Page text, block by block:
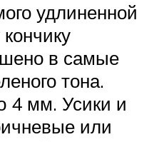
удлиненной
в самые
тона.
4 мм. Усики и
или